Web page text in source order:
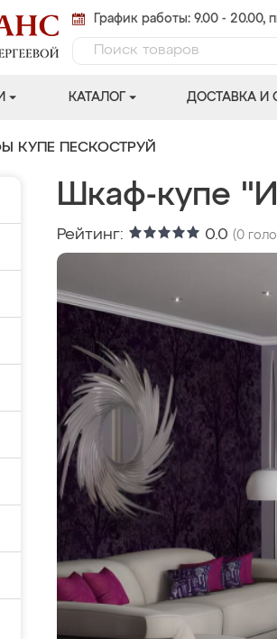
График работы: 9.00 - 20.00,
КАТАЛОГ ДОСТАВКА И
КУПЕ ПЕСКОСТРУЙ
Шкаф-купе
Рейтинг: 0.0 (0